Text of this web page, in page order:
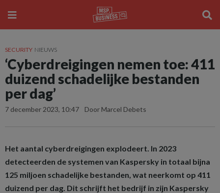
SECURITY NIEUWS
‘Cyberdreigingen nemen toe: 411
duizend schadelijke bestanden
per dag’
7 december 2023, 10:47 Door Marcel Debets
Het aantal cyberdreigingen explodeert. In 2023
detecteerden de systemen van Kaspersky in totaal bijna
125 miljoen schadelijke bestanden, wat neerkomt op 411
duizend per dag. Dit schrijft het bedrijf in zijn Kaspersky